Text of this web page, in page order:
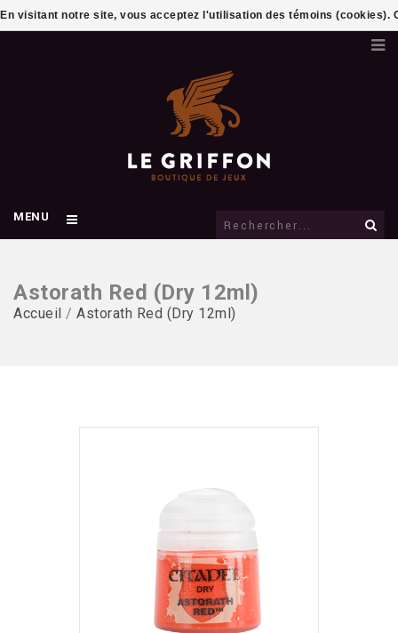
MENU
Astorath Red (Dry 12ml)
Accueil / Astorath Red (Dry 12ml)
En visitant notre site, vous acceptez l'utilisation des témoins